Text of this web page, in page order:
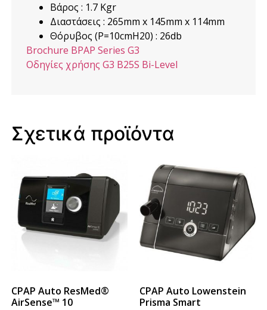
Βάρος : 1.7 Kgr
Διαστάσεις : 265mm x 145mm x 114mm
Θόρυβος (P=10cmH20) : 26db
Brochure BPAP Series G3
Οδηγίες χρήσης G3 B25S Bi-Level
Σχετικά προϊόντα
CPAP Auto ResMed®
AirSense™ 10
CPAP Auto Lowenstein
Prisma Smart